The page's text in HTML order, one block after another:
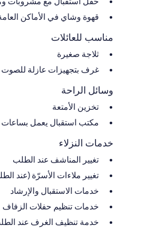
قهوة وشاي في الأماكن
مناسب للعائلات
ثلاجة صغيرة
غرف بتجهيزات عازلة للصوت
وسائل الراحة
تخزين الأمتعة
مكتب استقبال يعمل
خدمات النزلاء
تغيير المناشف عند الطلب
تغيير ملاءات الأسرّة (عند
خدمات الاستقبال والإرشاد
خدمات تنظيم حفلات الزفاف
خدمة تنظيف الغرف عند